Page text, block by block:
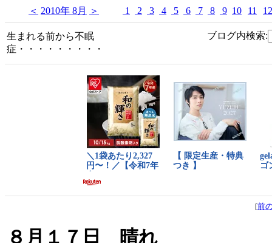
＜ 2010年 8月 ＞ 1 2 3 4 5 6 7 8 9 10 11 12
生まれる前から不眠
症・・・・・・・・・
ブログ内検索:
[前
８月１７日 晴れ